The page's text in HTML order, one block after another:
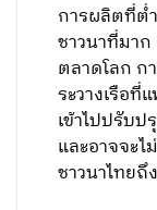
การผลิตที่ต่
ชาวนาที่มา
ตลาดโลก ก
ระวางเรือที่
เข้าไปปรับป
และอาจจะไ
ชาวนาไทย